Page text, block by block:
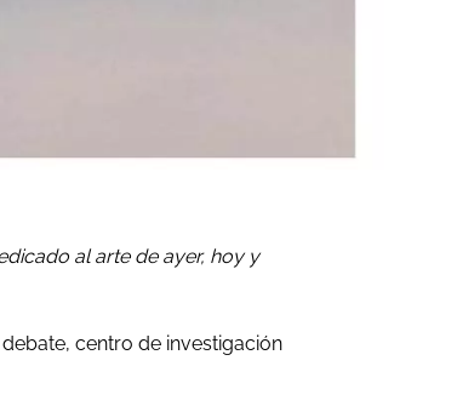
al arte de ayer, hoy y
centro de investigación